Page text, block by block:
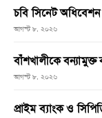
চবি সিনেট
আগস্ট ৮, ২০২৬
বাঁশখালীকে বন্যামুক্ত
আগস্ট ৮, ২০২৬
প্রাইম ব্যাংক ও